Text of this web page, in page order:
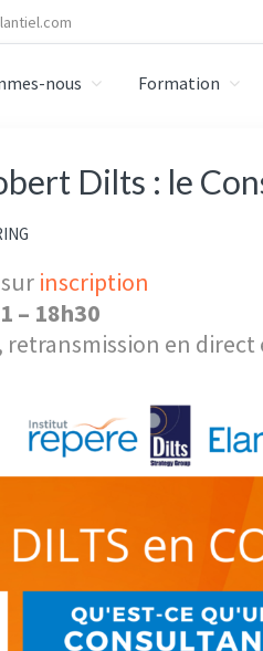
nous Formation
Dilts : le
inscription
– 18h30
retransmission en